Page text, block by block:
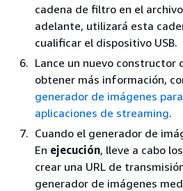
cadena de filtro en el
adelante, utilizará esta
cualificar el dispositivo USB.
Lance un nuevo constructor
obtener más información,
generador de imágenes
aplicaciones de streaming.
Cuando el generador de
En ejecución, lleve a cabo
crear una URL de
generador de imágenes